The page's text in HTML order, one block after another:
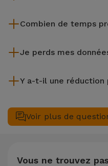
de 2 ans. Trouvez le
Combien de temps
l'écran, sont effectuées en
Je perds mes
il est toujours recommandé
des fichiers.
Y a-t-il une réduction
complète de votre
plusieurs interventions
Voir plus de
Vous ne trouvez